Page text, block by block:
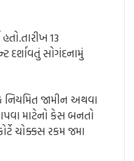
13
દર્શાવતું સોગંદનામું
નિયમિત જામીન અથવા
માટેનો કેસ બનતો
ચોક્કસ રકમ જમા